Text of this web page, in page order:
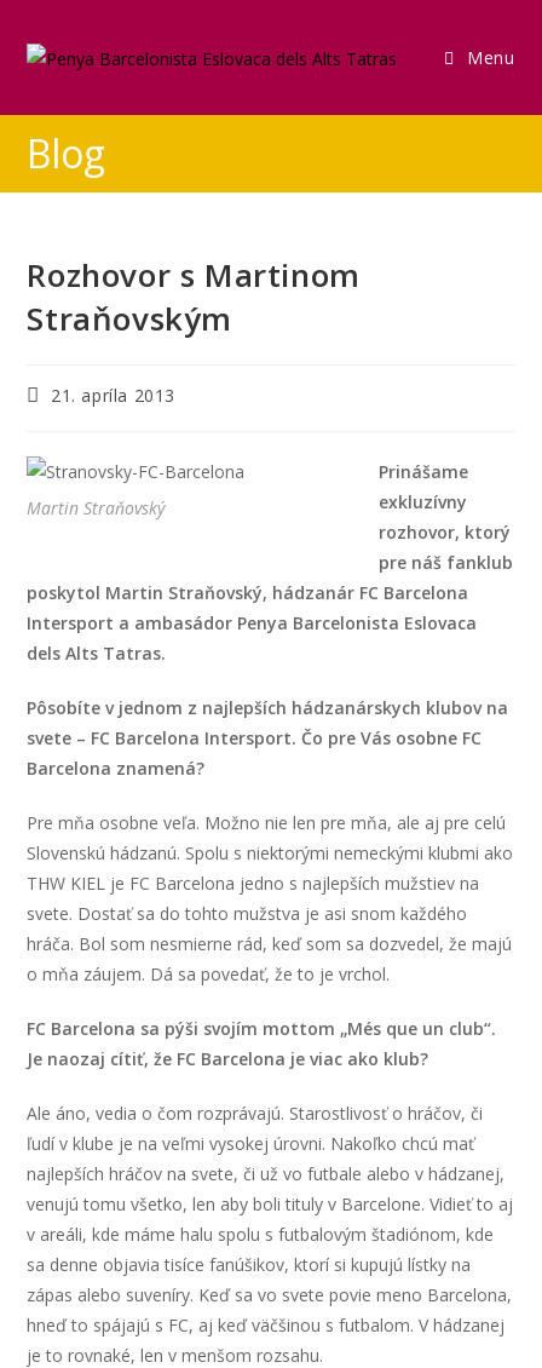
Menu
Blog
Rozhovor s Martinom
Straňovským
21. apríla 2013
Martin Straňovský
Prinášame
exkluzívny
rozhovor, ktorý
pre náš fanklub
poskytol Martin Straňovský, hádzanár FC Barcelona
Intersport a ambasádor Penya Barcelonista Eslovaca
dels Alts Tatras.
Pôsobíte v jednom z najlepších hádzanárskych klubov na
svete – FC Barcelona Intersport. Čo pre Vás osobne FC
Barcelona znamená?
Pre mňa osobne veľa. Možno nie len pre mňa, ale aj pre celú
Slovenskú hádzanú. Spolu s niektorými nemeckými klubmi ako
THW KIEL je FC Barcelona jedno s najlepších mužstiev na
svete. Dostať sa do tohto mužstva je asi snom každého
hráča. Bol som nesmierne rád, keď som sa dozvedel, že majú
o mňa záujem. Dá sa povedať, že to je vrchol.
FC Barcelona sa pýši svojím mottom „Més que un club“.
Je naozaj cítiť, že FC Barcelona je viac ako klub?
Ale áno, vedia o čom rozprávajú. Starostlivosť o hráčov, či
ľudí v klube je na veľmi vysokej úrovni. Nakoľko chcú mať
najlepších hráčov na svete, či už vo futbale alebo v hádzanej,
venujú tomu všetko, len aby boli tituly v Barcelone. Vidieť to aj
v areáli, kde máme halu spolu s futbalovým štadiónom, kde
sa denne objavia tisíce fanúšikov, ktorí si kupujú lístky na
zápas alebo suveníry. Keď sa vo svete povie meno Barcelona,
hneď to spájajú s FC, aj keď väčšinou s futbalom. V hádzanej
je to rovnaké, len v menšom rozsahu.